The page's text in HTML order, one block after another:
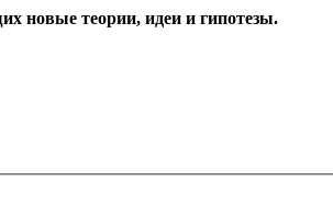
новые теории, идеи и гипотезы.